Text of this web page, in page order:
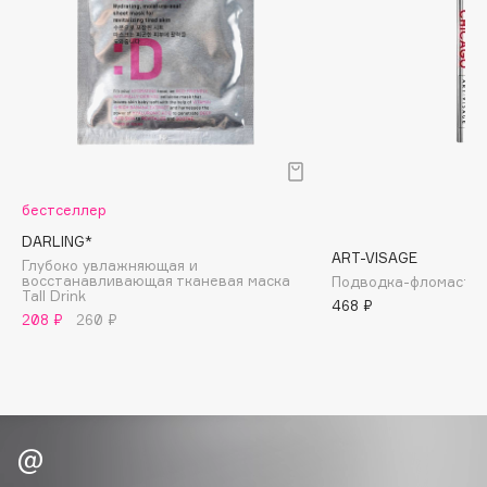
BOOMSHOP
BORK
Brunello Cucinelli
бестселлер
DARLING*
Глубоко увлажняющая и
восстанавливающая тканевая маска
Tall Drink
208 ₽
260 ₽
ART-VISAGE
Подводка-
468 ₽